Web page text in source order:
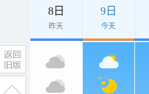
8日
昨天
9日
今天